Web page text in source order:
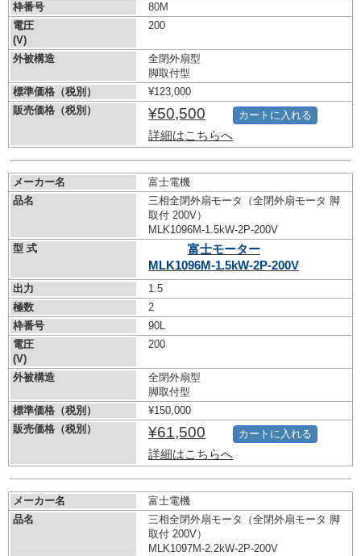
枠番号
80M
電圧
(V)
200
外被構造
全閉外扇型
脚取付型
標準価格（税別）
¥123,000
販売価格（税別）
¥50,500
詳細はこちらへ
カートに入れる
メーカー名
富士電機
品名
三相全閉外扇モータ（全閉外扇モータ 脚
取付 200V）
MLK1096M-1.5kW-2P-200V
型 式
富士モーター
MLK1096M-1.5kW-2P-200V
出力
1.5
極数
2
枠番号
90L
電圧
(V)
200
外被構造
全閉外扇型
脚取付型
標準価格（税別）
¥150,000
販売価格（税別）
¥61,500
詳細はこちらへ
カートに入れる
メーカー名
富士電機
品名
三相全閉外扇モータ（全閉外扇モータ 脚
取付 200V）
MLK1097M-2.2kW-2P-200V